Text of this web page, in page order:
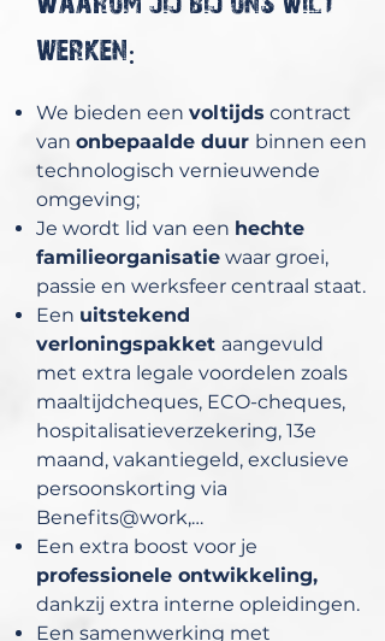
werken:
We bieden een voltijds contract
van onbepaalde duur binnen een
technologisch vernieuwende
omgeving;
Je wordt lid van een hechte
familieorganisatie waar groei,
passie en werksfeer centraal staat.
Een uitstekend
verloningspakket aangevuld
met extra legale voordelen zoals
maaltijdcheques, ECO-cheques,
hospitalisatieverzekering, 13e
maand, vakantiegeld, exclusieve
persoonskorting via
Benefits@work,…
Een extra boost voor je
professionele ontwikkeling,
dankzij extra interne opleidingen.
Een samenwerking met